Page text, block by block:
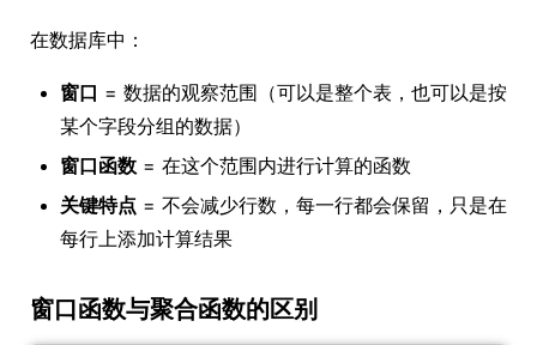
在数据库中：
窗口 = 数据的观察范围（可以是整个表，也可以是按
某个字段分组的数据）
窗口函数 = 在这个范围内进行计算的函数
关键特点 = 不会减少行数，每一行都会保留，只是在
每行上添加计算结果
窗口函数与聚合函数的区别